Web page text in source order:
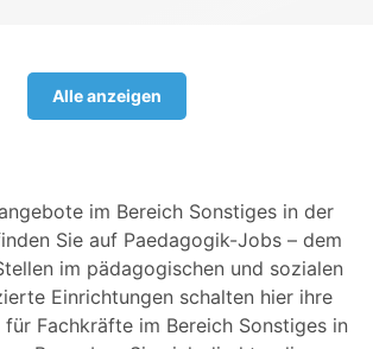
Alle anzeigen
im Bereich Sonstiges in der
Sie auf Paedagogik-Jobs – dem
im pädagogischen und sozialen
Einrichtungen schalten hier ihre
für Fachkräfte im Bereich Sonstiges in